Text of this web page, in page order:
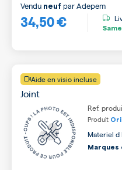
34,50 €
Vendu neuf parAdepem
Aide en visio incluse
Joint
Ref.
Produit
Materiel d
Marques